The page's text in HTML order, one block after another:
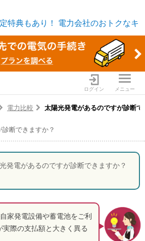
特典もあり！
電力会社のおトクなキ
電力・ガス比較サイト エネ
ログイン メニュー
電力比較 太陽光発電があるのですが診断で
断できますか？
発電があるのですが診断できますか？
家発電設備や蓄電池をご利
際の支払額と大きく異る